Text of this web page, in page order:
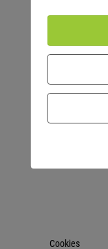
Cookies